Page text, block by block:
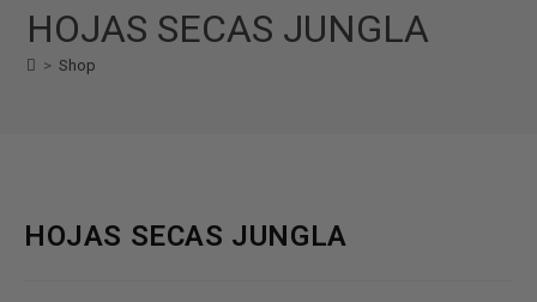
HOJAS SECAS JUNGLA
> Shop
HOJAS SECAS JUNGLA